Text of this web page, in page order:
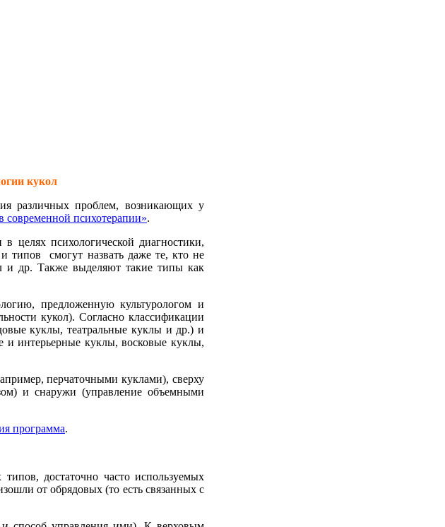
кукол
различных проблем, возникающих у
современной психотерапии».
целях психологической диагностики,
типов смогут назвать даже те, кто не
и др. Также выделяют такие типы как
предложенную культурологом и
кукол). Согласно классификации
куклы, театральные куклы и др.) и
интерьерные куклы, восковые куклы,
перчаточными куклами), сверху
и снаружи (управление объемными
программа.
достаточно часто используемых
от обрядовых (то есть связанных с